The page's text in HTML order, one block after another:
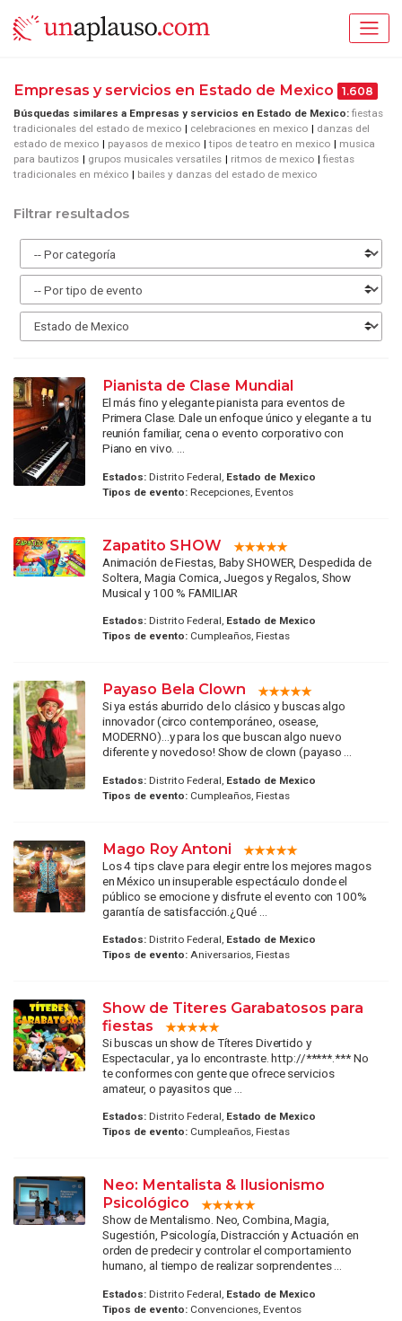
Empresas y servicios en Estado de Mexico 1.608
Búsquedas similares a Empresas y servicios en Estado de Mexico: fiestas
tradicionales del estado de mexico
celebraciones en mexico
danzas del
estado de mexico
payasos de mexico tipos de teatro en mexico
musica
para bautizos
grupos musicales versatiles ritmos de mexico
fiestas
tradicionales en méxico
bailes y danzas del estado de mexico
Filtrar resultados
Pianista de Clase Mundial
El más fino y elegante pianista para eventos de
Primera Clase. Dale un enfoque único y elegante a tu
reunión familiar, cena o evento corporativo con
Piano en vivo. ...
Estados:Distrito Federal, Estado de Mexico
Tipos de evento:Recepciones, Eventos
Zapatito SHOW
Animación de Fiestas, Baby SHOWER, Despedida de
Soltera, Magia Comica, Juegos y Regalos, Show
Musical y 100 % FAMILIAR
Estados:Distrito Federal, Estado de Mexico
Tipos de evento:Cumpleaños, Fiestas
Payaso Bela Clown
Si ya estás aburrido de lo clásico y buscas algo
innovador (circo contemporáneo, osease,
MODERNO)...y para los que buscan algo nuevo
diferente y novedoso! Show de clown (payaso ...
Estados:Distrito Federal, Estado de Mexico
Tipos de evento:Cumpleaños, Fiestas
Mago Roy Antoni
Los 4 tips clave para elegir entre los mejores magos
en México un insuperable espectáculo donde el
público se emocione y disfrute el evento con 100%
garantía de satisfacción.¿Qué ...
Estados:Distrito Federal, Estado de Mexico
Tipos de evento:Aniversarios, Fiestas
Show de Titeres Garabatosos para
fiestas
Si buscas un show de Títeres Divertido y
Espectacular , ya lo encontraste. http://*****.*** No
te conformes con gente que ofrece servicios
amateur, o payasitos que ...
Estados:Distrito Federal, Estado de Mexico
Tipos de evento:Cumpleaños, Fiestas
Neo: Mentalista & Ilusionismo
Psicológico
Show de Mentalismo. Neo, Combina, Magia,
Sugestión, Psicología, Distracción y Actuación en
orden de predecir y controlar el comportamiento
humano, al tiempo de realizar sorprendentes ...
Estados:Distrito Federal, Estado de Mexico
Tipos de evento:Convenciones, Eventos